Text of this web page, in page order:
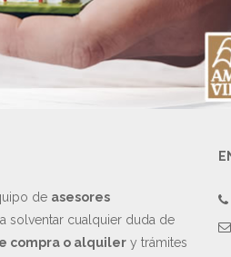
de asesores
solventar cualquier duda de
compra o alquilery trámites